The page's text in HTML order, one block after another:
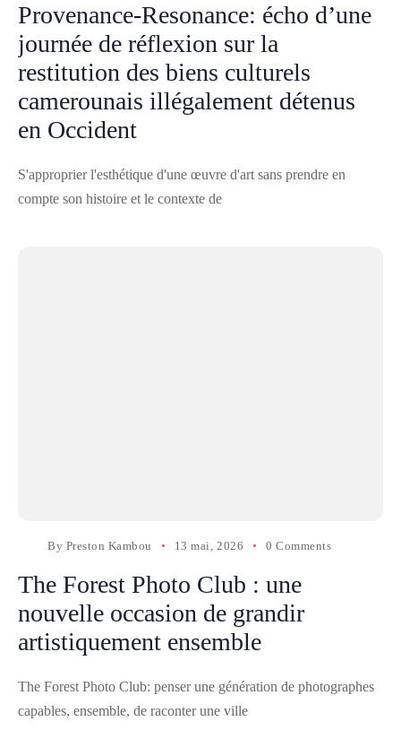
Provenance-Resonance: écho d’une
journée de réflexion sur la
restitution des biens culturels
camerounais illégalement détenus
en Occident
S'approprier l'esthétique d'une œuvre d'art sans prendre en
compte son histoire et le contexte de
By Preston Kambou 13 mai, 2026 0 Comments
The Forest Photo Club : une
nouvelle occasion de grandir
artistiquement ensemble
The Forest Photo Club: penser une génération de photographes
capables, ensemble, de raconter une ville